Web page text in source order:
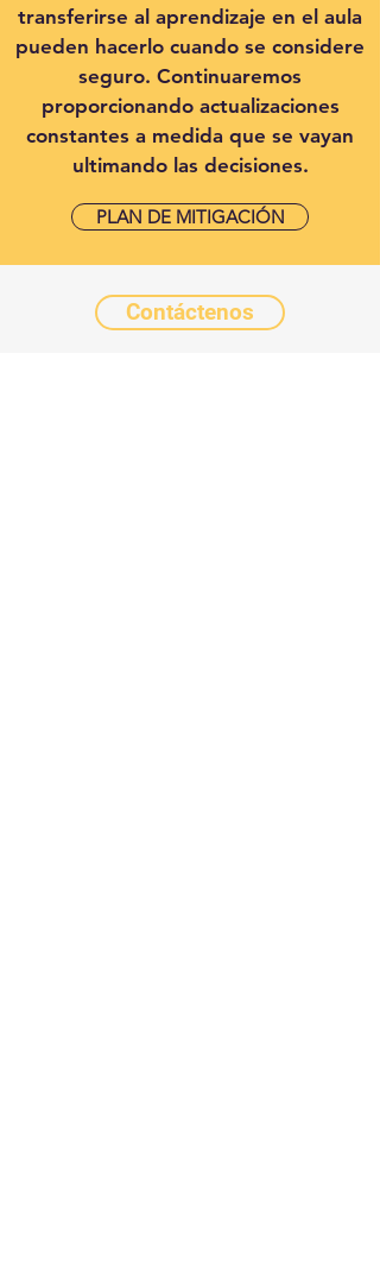
transferirse al aprendizaje en el aula
pueden hacerlo cuando se considere
seguro. Continuaremos
proporcionando actualizaciones
constantes a medida que se vayan
ultimando las decisiones.
PLAN DE MITIGACIÓN
Contáctenos